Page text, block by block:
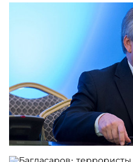
Если бы иерархи всех
единению, согласию,
здорово. Мы на это